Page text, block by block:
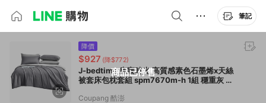
筆記
商品已停售
降價
$927 (降$772)
J-bedtime 床寢時光 高質感素色石墨烯x天絲
被套床包枕套組 spm7670m-h 1組 穩重灰 枕
Coupang 酷澎